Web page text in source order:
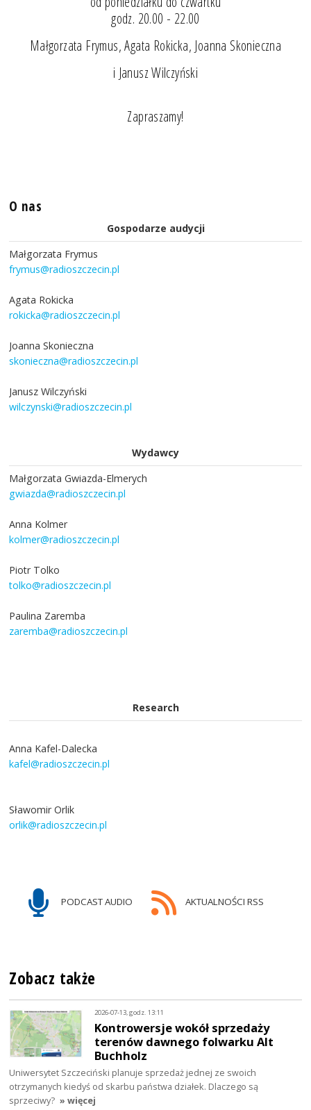
godz. 20.00 - 22.00
Małgorzata Frymus, Agata Rokicka, Joanna Skonieczna
i Janusz Wilczyński
Zapraszamy!
O nas
Gospodarze audycji
Małgorzata Frymus
frymus@radioszczecin.pl
Agata Rokicka
rokicka@radioszczecin.pl
Joanna Skonieczna
skonieczna@radioszczecin.pl
Janusz Wilczyński
wilczynski@radioszczecin.pl
Wydawcy
Małgorzata Gwiazda-Elmerych
gwiazda@radioszczecin.pl
Anna Kolmer
kolmer@radioszczecin.pl
Piotr Tolko
tolko@radioszczecin.pl
Paulina Zaremba
zaremba@radioszczecin.pl
Research
Anna Kafel-Dalecka
kafel@radioszczecin.pl
Sławomir Orlik
orlik@radioszczecin.pl
PODCAST AUDIO AKTUALNOŚCI RSS
Zobacz także
2026-07-13, godz. 13:11
Kontrowersje wokół sprzedaży
terenów dawnego folwarku Alt
Buchholz
Uniwersytet Szczeciński planuje sprzedaż jednej ze swoich
otrzymanych kiedyś od skarbu państwa działek. Dlaczego są
sprzeciwy? » więcej